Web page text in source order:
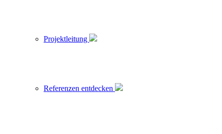
Projektleitung
Referenzen entdecken